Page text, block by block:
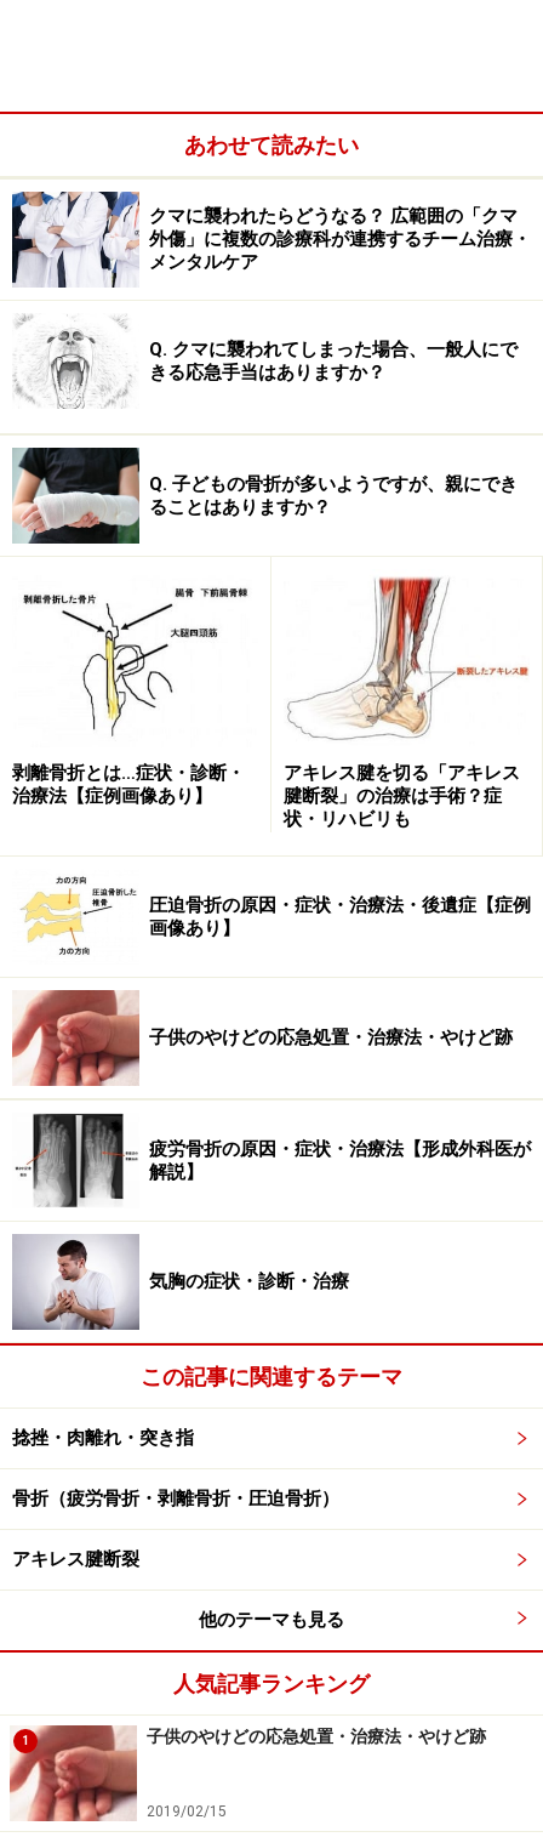
けいれんがある
頻回に嘔吐する
意識がない、皮膚をつねっても目を開けない、呼び
かけても返事が無い
手足に麻痺がある
頭痛を訴える。乳幼児の場合は、泣きやまない、機
嫌が悪い、ミルクの飲みが悪い、視線が合わないな
どの症状がある
大人の場合は、記憶の不鮮明、打撲当時の状況が解
らない、耳鳴り、めまい
ような傾向が見られる場合も受診をした方が安心です。
記憶が乏しい、物忘れがひどいように見える
今まで歩けていたのに歩けなくなった
ボーとしていることが多い
これらの症状がある場合、徐々に頭蓋内出血している可
次のページでは主に皮膚の怪我について説明します。
※記事内容は執筆時点のものです。最新の内容をご確認くださ
※当サイトにおける医師・医療従事者等による情報の提供は、診
断・治療行為ではありません。診断・治療を必要とする方は、適
切な医療機関での受診をおすすめいたします。記事内容は執筆者
個人の見解によるものであり、全ての方への有効性を保証するも
のではありません。当サイトで提供する情報に基づいて被ったい
かなる損害についても、当社、各ガイド、その他当社と契約した
情報提供者は一切の責任を負いかねます。
免責事項
あわせて読みたい
クマに襲われたらどうなる？ 広範囲の「クマ
外傷」に複数の診療科が連携するチーム治療・
メンタルケア
Q. クマに襲われてしまった場合、一般人にで
きる応急手当はありますか？
Q. 子どもの骨折が多いようですが、親にでき
ることはありますか？
剥離骨折とは…症状・診断・
治療法【症例画像あり】
アキレス腱を切る「アキレス
腱断裂」の治療は手術？症
状・リハビリも
圧迫骨折の原因・症状・治療法・後遺症【症例
画像あり】
子供のやけどの応急処置・治療法・やけど跡
疲労骨折の原因・症状・治療法【形成外科医が
解説】
気胸の症状・診断・治療
この記事に関連するテーマ
捻挫・肉離れ・突き指
骨折（疲労骨折・剥離骨折・圧迫骨折）
アキレス腱断裂
他のテーマも見る
人気記事ランキング
1 子供のやけどの応急処置・治療法・やけど跡
2019/02/15